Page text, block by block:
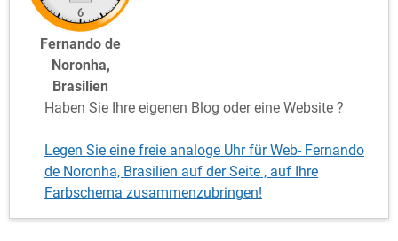
Fernando de
Noronha,
Brasilien
Haben Sie Ihre eigenen Blog oder eine Website ?
Legen Sie eine freie analoge Uhr für Web- Fernando
de Noronha, Brasilien auf der Seite , auf Ihre
Farbschema zusammenzubringen!